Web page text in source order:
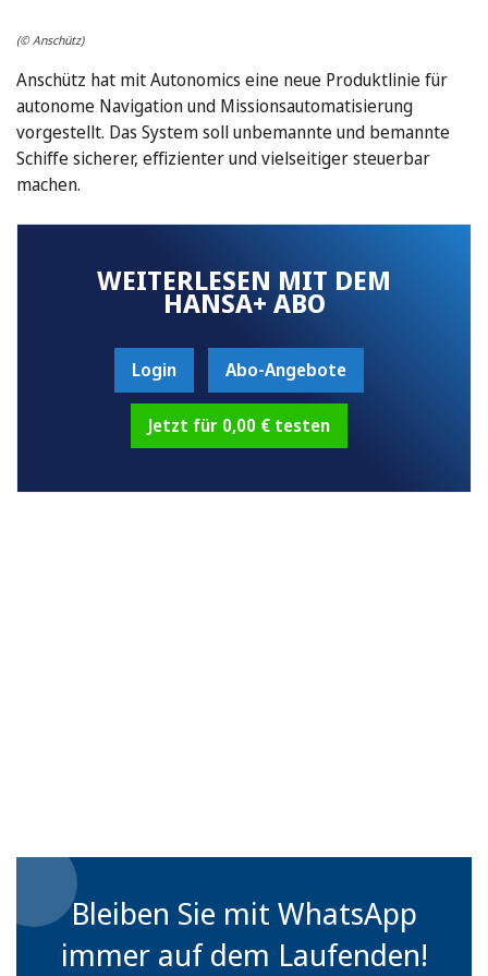
(© Anschütz)
Anschütz hat mit Autonomics eine neue Produktlinie für
autonome Navigation und Missionsautomatisierung
vorgestellt. Das System soll unbemannte und bemannte
Schiffe sicherer, effizienter und vielseitiger steuerbar
machen.
WEITERLESEN MIT DEM
HANSA+ ABO
Login Abo-Angebote
Jetzt für 0,00 € testen
Bleiben Sie mit WhatsApp
immer auf dem Laufenden!